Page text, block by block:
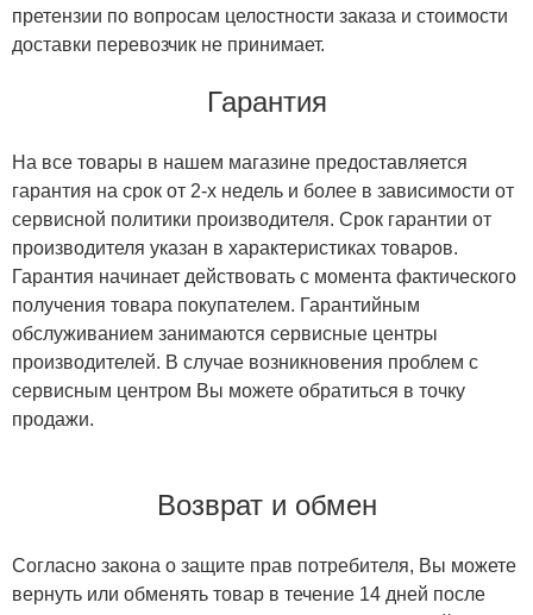
претензии по вопросам целостности заказа и стоимости
доставки перевозчик не принимает.
Гарантия
На все товары в нашем магазине предоставляется
гарантия на срок от 2-х недель и более в зависимости от
сервисной политики производителя. Срок гарантии от
производителя указан в характеристиках товаров.
Гарантия начинает действовать с момента фактического
получения товара покупателем. Гарантийным
обслуживанием занимаются сервисные центры
производителей. В случае возникновения проблем с
сервисным центром Вы можете обратиться в точку
продажи.
Возврат и обмен
Согласно закона о защите прав потребителя, Вы можете
вернуть или обменять товар в течение 14 дней после